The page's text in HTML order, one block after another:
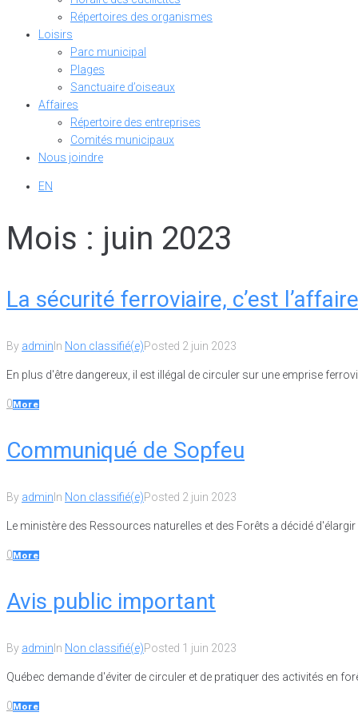
Répertoires des organismes
Loisirs
Parc municipal
Plages
Sanctuaire d’oiseaux
Affaires
Répertoire des entreprises
Comités municipaux
Nous joindre
EN
Mois : juin 2023
La sécurité ferroviaire, c’est
By admin In Non classifié(e)Posted 2 juin 2023
En plus d'être dangereux, il est illégal de circuler sur une emprise
0More
Communiqué de Sopfeu
By admin In Non classifié(e)Posted 2 juin 2023
Le ministère des Ressources naturelles et des Forêts a décidé
0More
Avis public important
By admin In Non classifié(e)Posted 1 juin 2023
Québec demande d'éviter de circuler et de pratiquer des activités en
0More